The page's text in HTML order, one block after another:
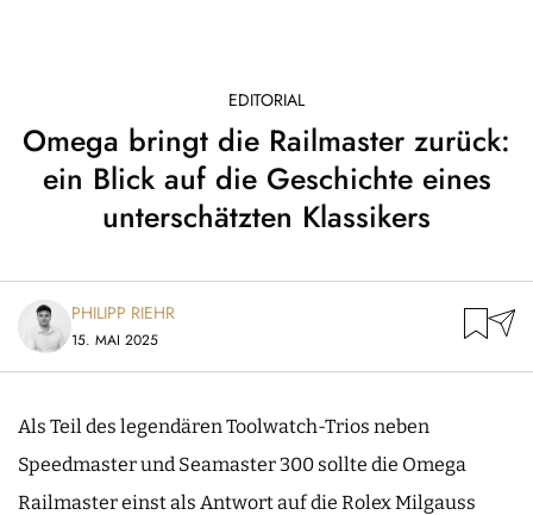
EDITORIAL
Omega bringt die Railmaster zurück:
ein Blick auf die Geschichte eines
unterschätzten Klassikers
PHILIPP RIEHR
15. MAI 2025
Als Teil des legendären Toolwatch-Trios neben
Speedmaster und Seamaster 300 sollte die Omega
Railmaster einst als Antwort auf die Rolex Milgauss